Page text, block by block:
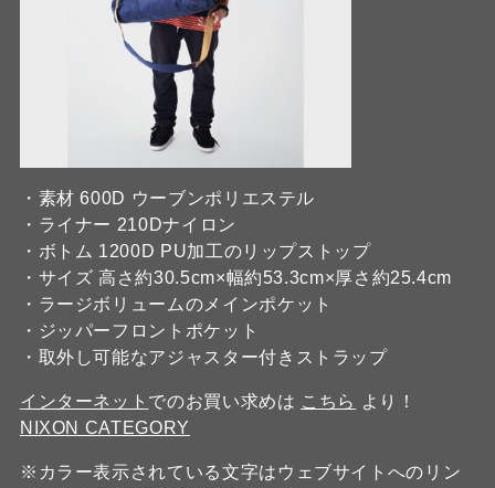
・素材 600D ウーブンポリエステル
・ライナー 210Dナイロン
・ボトム 1200D PU加工のリップストップ
・サイズ 高さ約30.5cm×幅約53.3cm×厚さ約25.4cm
・ラージボリュームのメインポケット
・ジッパーフロントポケット
・取外し可能なアジャスター付きストラップ
インターネット でのお買い求めは こちら より！
NIXON CATEGORY
※カラー表示されている文字はウェブサイトへのリン